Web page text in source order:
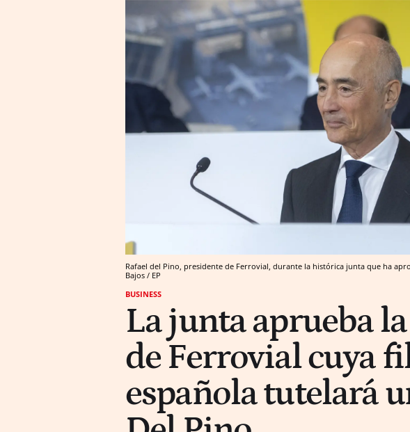
Rafael del Pino, presidente de Ferrovial, durante la histórica junta que ha
Bajos / EP
BUSINESS
La junta aprueba
de Ferrovial cuya
española tutelará